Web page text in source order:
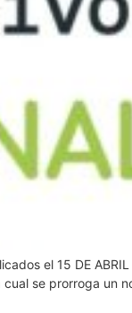
el 15 DE
cual se prorroga un